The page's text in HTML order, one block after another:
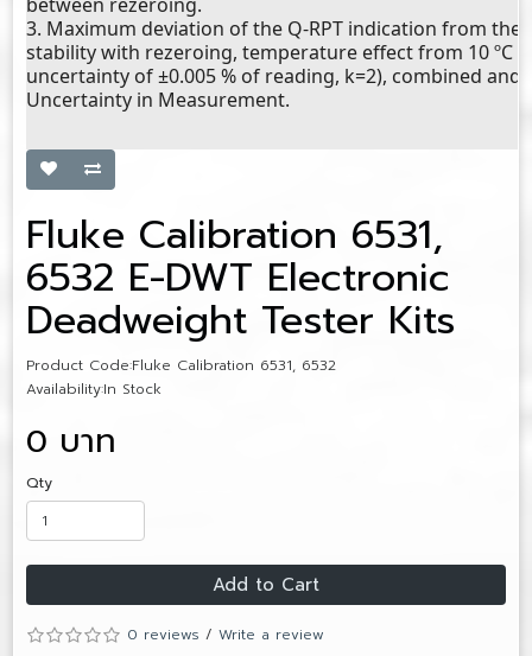
3. Maximum deviation of the Q-RPT indication from
stability with rezeroing, temperature effect from 10 ºC
uncertainty of ±0.005 % of reading, k=2), combined
Uncertainty in Measurement.
Fluke Calibration 6531,
6532 E-DWT Electronic
Deadweight Tester Kits
Product Code:Fluke Calibration 6531, 6532
Availability:In Stock
0 บาท
Qty
Add to Cart
0 reviews /Write a review